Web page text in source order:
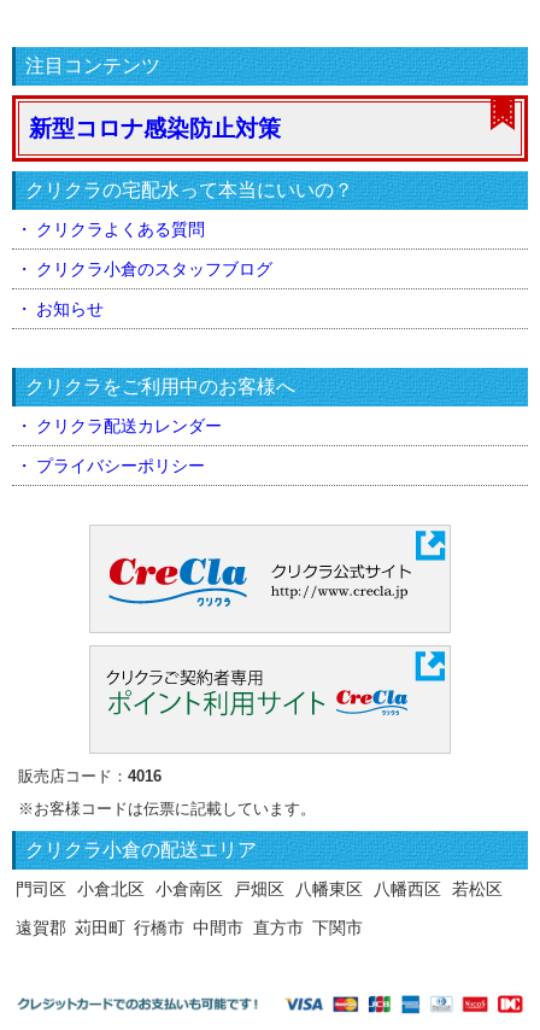
注目コンテンツ
新型コロナ感染防止対策
クリクラの宅配水って本当にいいの？
クリクラよくある質問
クリクラ小倉のスタッフブログ
お知らせ
クリクラをご利用中のお客様へ
クリクラ配送カレンダー
プライバシーポリシー
販売店コード： 4016
※お客様コードは伝票に記載しています。
クリクラ小倉の配送エリア
門司区 小倉北区 小倉南区 戸畑区 八幡東区 八幡西区 若松区
遠賀郡 苅田町 行橋市 中間市 直方市 下関市